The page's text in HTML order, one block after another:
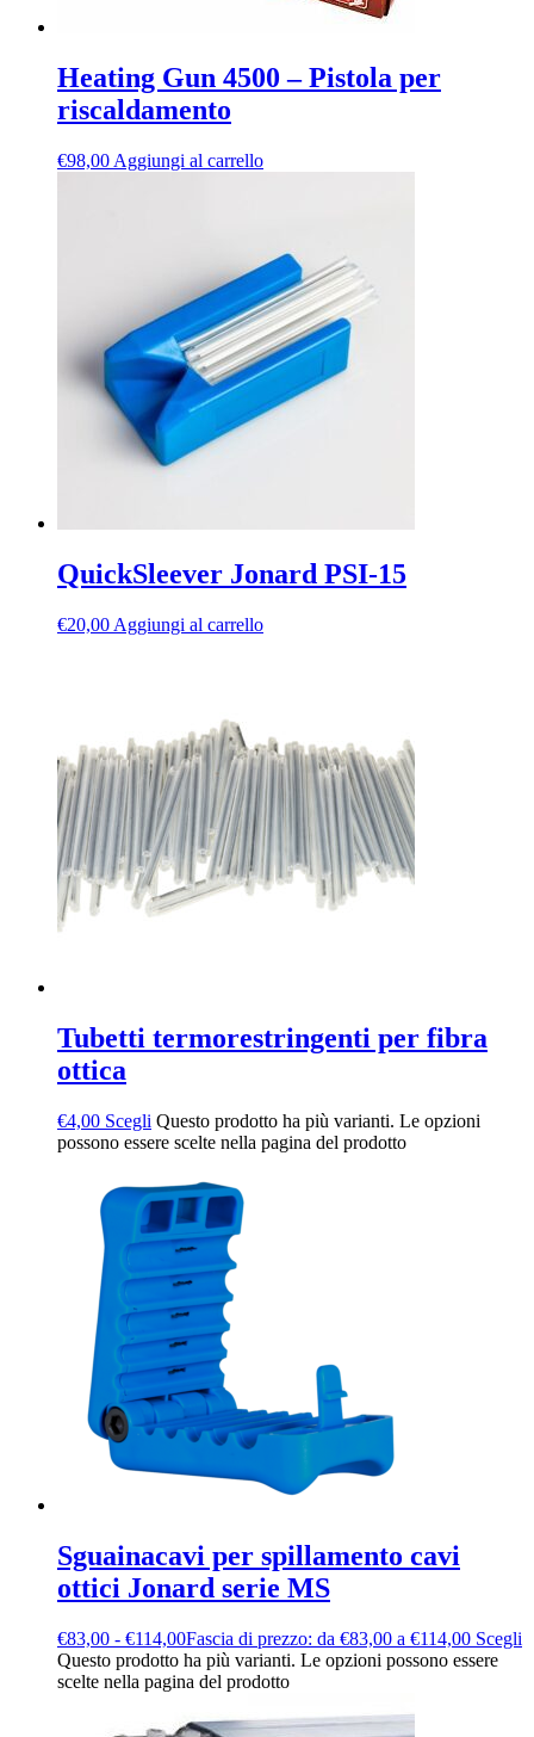
Heating Gun 4500 – Pistola per
riscaldamento
€98,00 Aggiungi al carrello
QuickSleever Jonard PSI-15
€20,00 Aggiungi al carrello
Tubetti termorestringenti per fibra
ottica
€4,00 Scegli Questo prodotto ha più varianti. Le opzioni
possono essere scelte nella pagina del prodotto
Sguainacavi per spillamento cavi
ottici Jonard serie MS
€83,00 - €114,00Fascia di prezzo: da €83,00 a €114,00 Scegli
Questo prodotto ha più varianti. Le opzioni possono essere
scelte nella pagina del prodotto